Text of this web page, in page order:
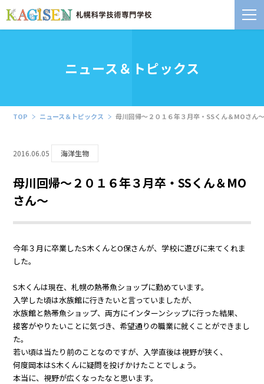
ニュース＆トピックス
TOP ニュース＆トピックス 母川回帰～２０１６年３月卒・SSくん＆MOさん～
2016.06.05 海洋生物
母川回帰～２０１６年３月卒・SSくん＆MO
さん～
今年３月に卒業したS木くんとO保さんが、学校に遊びに来てくれま
した。
S木くんは現在、札幌の熱帯魚ショップに勤めています。
入学した頃は水族館に行きたいと言っていましたが、
水族館と熱帯魚ショップ、両方にインターンシップに行った結果、
接客がやりたいことに気づき、希望通りの職業に就くことができまし
た。
若い頃は当たり前のことなのですが、入学直後は視野が狭く、
何度岡本はS木くんに疑問を投げかけたことでしょう。
本当に、視野が広くなったなと思います。